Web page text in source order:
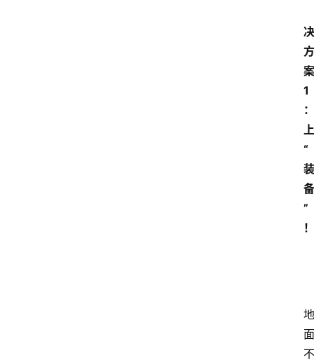
决
方
案
1
：
上
“
装
备
”
！
地
面
不